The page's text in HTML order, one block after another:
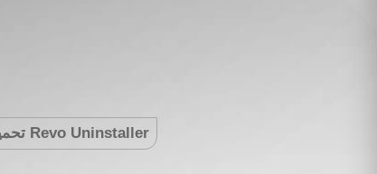
Revo Uninstaller